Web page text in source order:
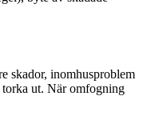
skador, inomhusproblem
torka ut. När omfogning